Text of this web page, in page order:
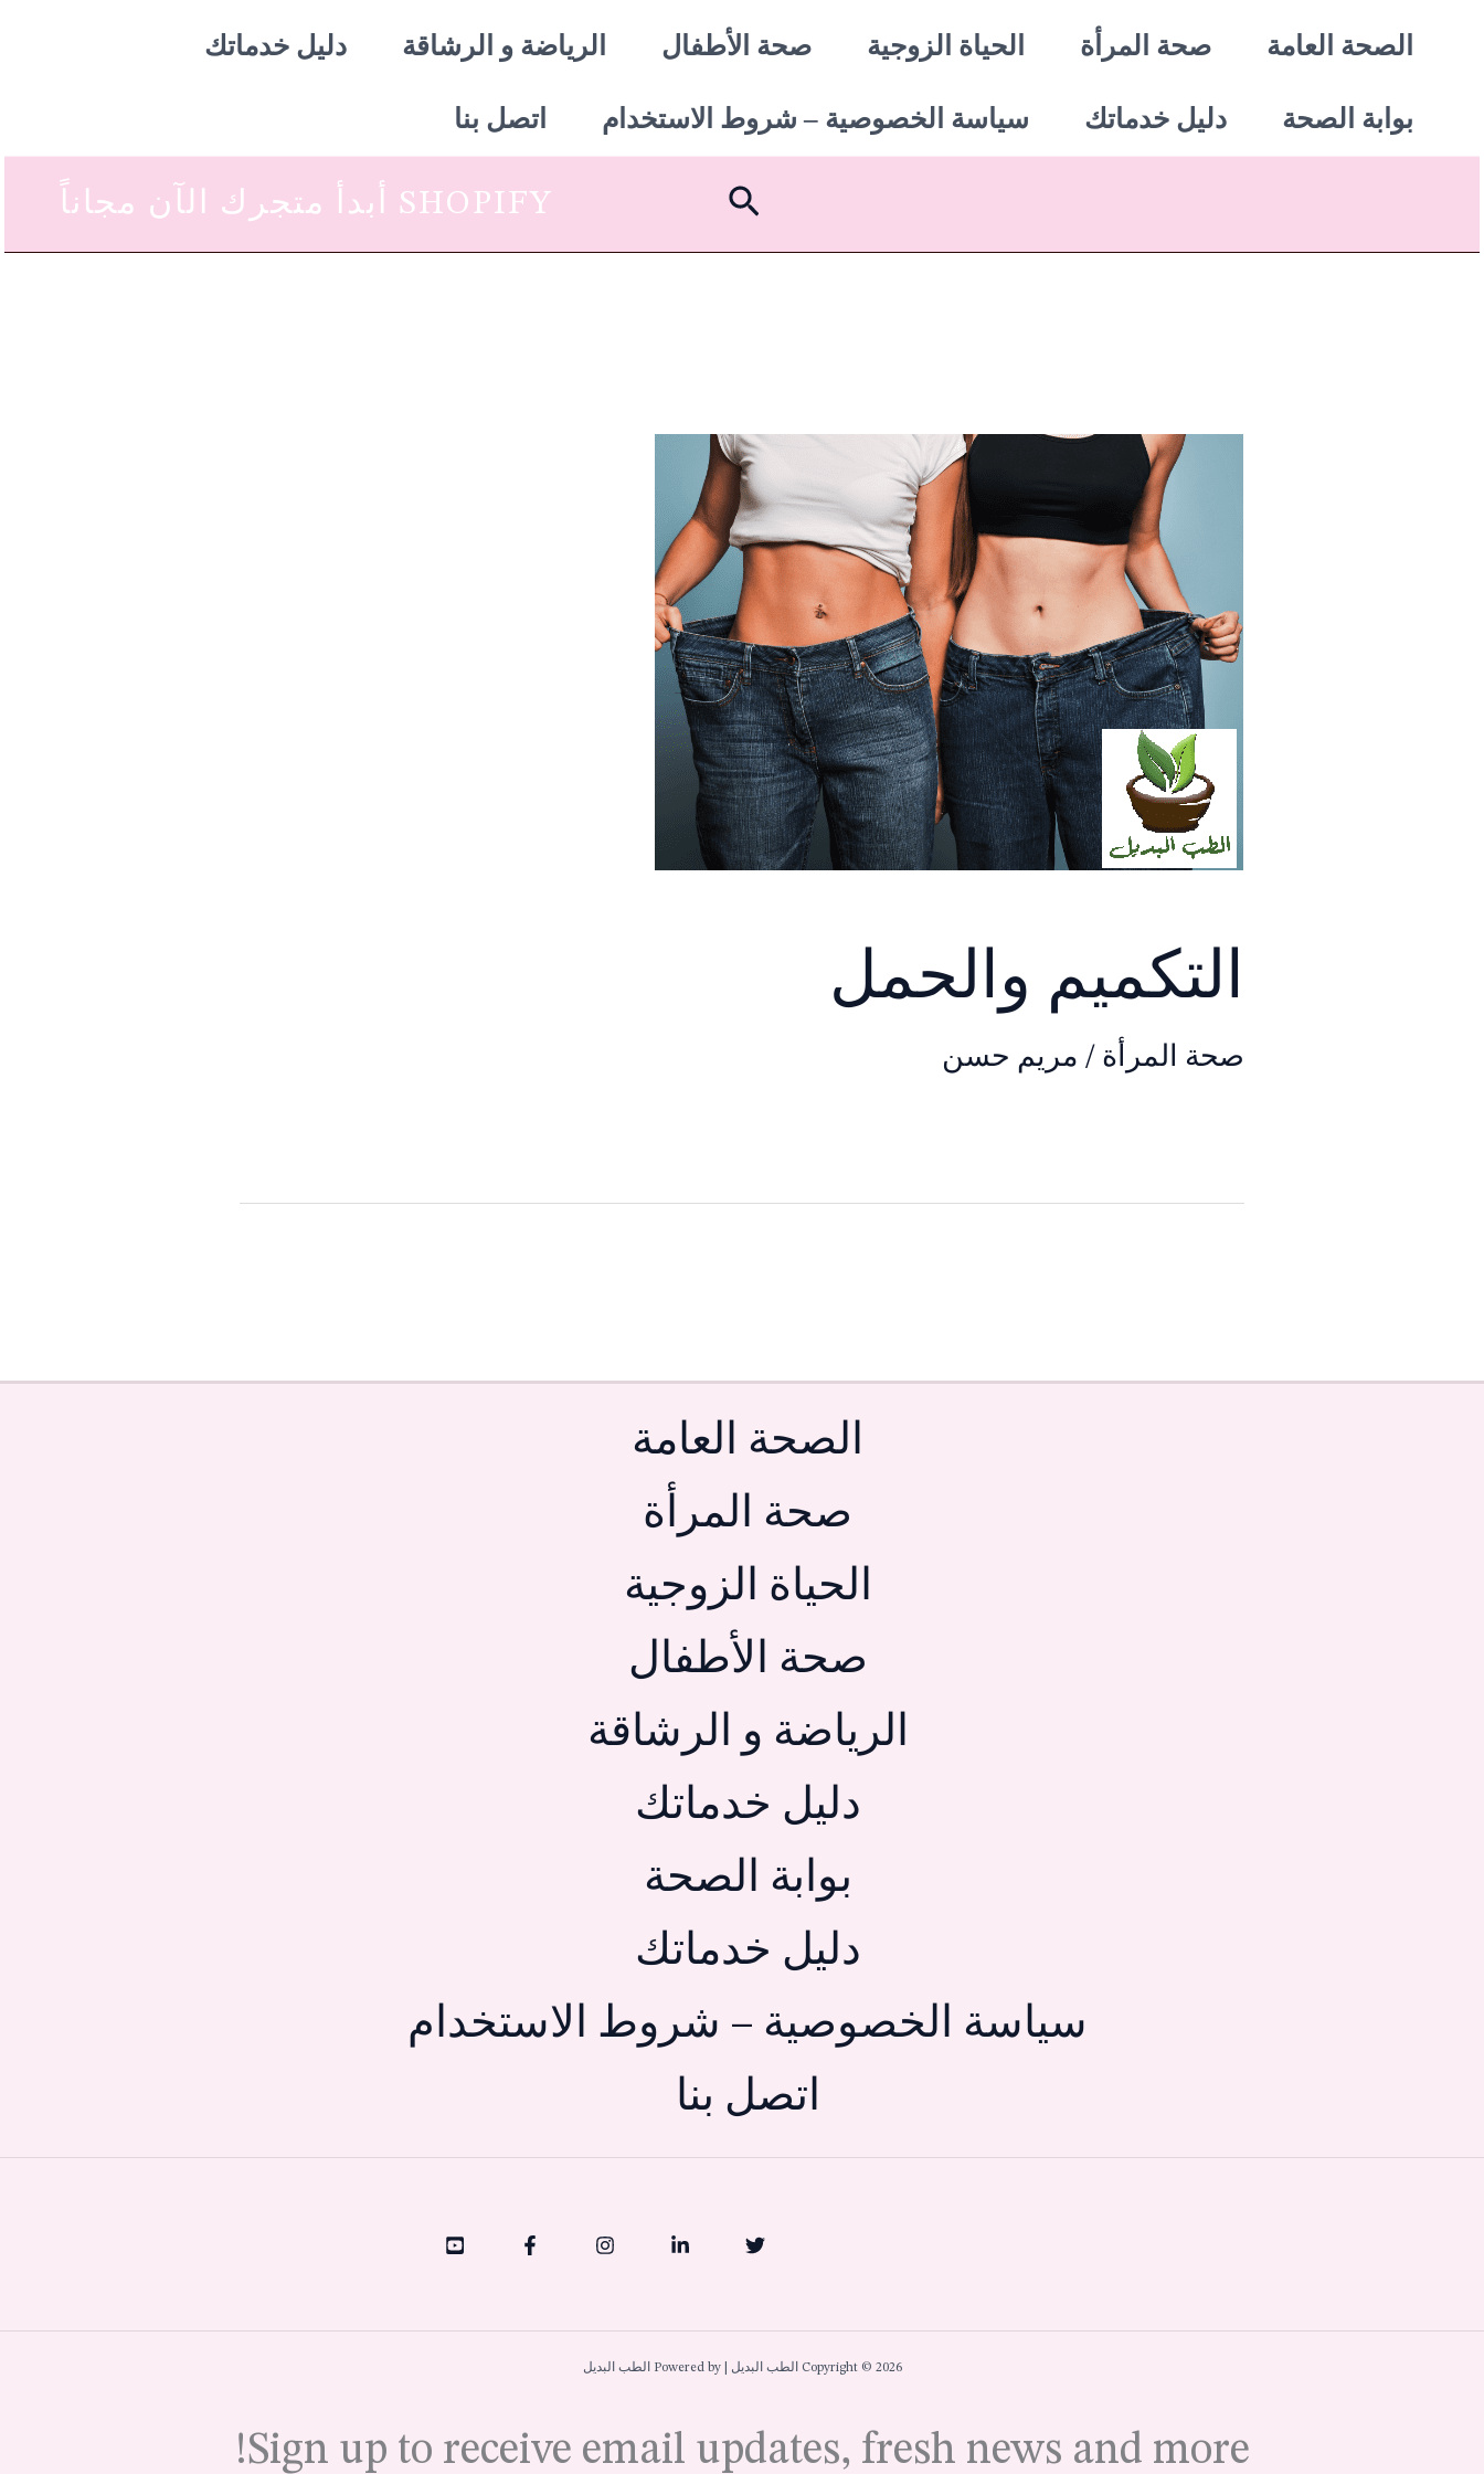
تخطيالصحة العامة صحة المرأة الحياة الزوجية صحة الأطفال الرياضة و الرشاقة دليل خدماتك
بوابة الصحة دليل خدماتك سياسة الخصوصية – شروط الاستخدام اتصل بنا
البحث SHOPIFY أبدأ متجرك الآن مجاناً
التكميم والحمل
صحة المرأة / مريم حسن
الصحة العامة
صحة المرأة
الحياة الزوجية
صحة الأطفال
الرياضة و الرشاقة
دليل خدماتك
بوابة الصحة
دليل خدماتك
سياسة الخصوصية – شروط الاستخدام
اتصل بنا
Copyright © 2026 الطب البديل | Powered by الطب البديل
Sign up to receive email updates, fresh news and more!